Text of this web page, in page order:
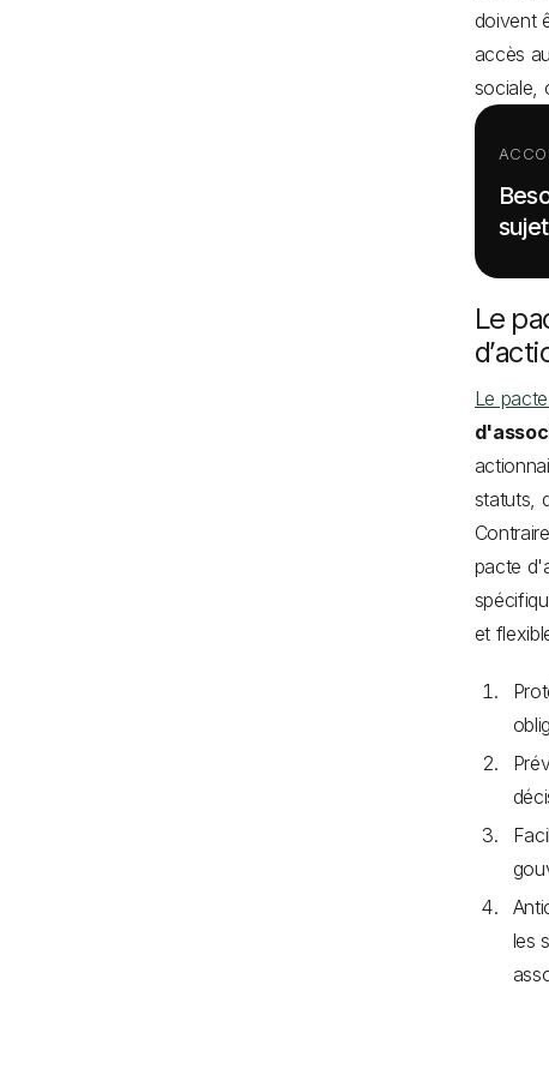
doivent
accès
sociale,
Le
Le
statuts,
pacte
et
les